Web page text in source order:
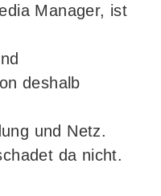
Manager, ist
deshalb
und Netz.
da nicht.